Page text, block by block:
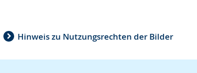
Hinweis zu Nutzungsrechten der Bilder